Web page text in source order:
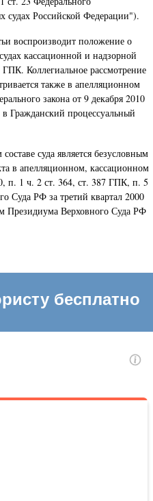
судах Российской Федерации").
воспроизводит положение о
кассационной и надзорной
Коллегиальное рассмотрение
также в апелляционном
закона от 9 декабря 2010
Гражданский процессуальный
суда является безусловным
в апелляционном, кассационном
п. 1 ч. 2 ст. 364, ст. 387 ГПК, п. 5
Суда РФ за третий квартал 2000
Президиума Верховного Суда РФ